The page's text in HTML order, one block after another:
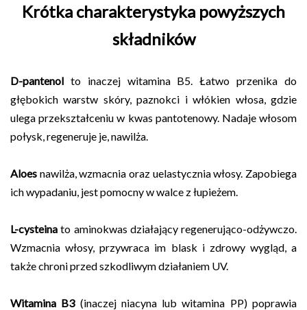
Krótka charakterystyka powyższych
składników
D-pantenol to inaczej witamina B5. Łatwo przenika do
głębokich warstw skóry, paznokci i włókien włosa, gdzie
ulega przekształceniu w kwas pantotenowy. Nadaje włosom
połysk, regeneruje je, nawilża.
Aloes nawilża, wzmacnia oraz uelastycznia włosy. Zapobiega
ich wypadaniu, jest pomocny w walce z łupieżem.
L-cysteina to aminokwas działający regenerująco-odżywczo.
Wzmacnia włosy, przywraca im blask i zdrowy wygląd, a
także chroni przed szkodliwym działaniem UV.
Witamina B3 (inaczej niacyna lub witamina PP) poprawia